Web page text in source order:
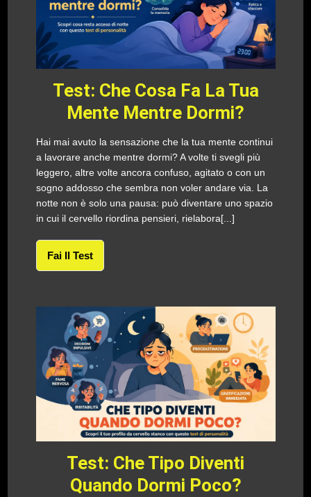
Test: Che Cosa Fa La Tua
Mente Mentre Dormi?
Hai mai avuto la sensazione che la tua mente continui
a lavorare anche mentre dormi? A volte ti svegli più
leggero, altre volte ancora confuso, agitato o con un
sogno addosso che sembra non voler andare via. La
notte non è solo una pausa: può diventare uno spazio
in cui il cervello riordina pensieri, rielabora[...]
Fai Il Test
Test: Che Tipo Diventi
Quando Dormi Poco?